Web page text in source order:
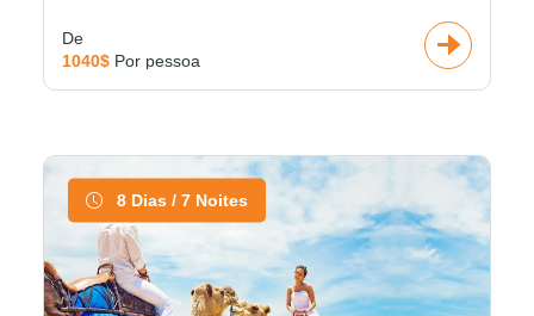
De
1040$ Por pessoa
8 Dias / 7 Noites